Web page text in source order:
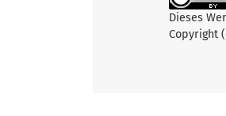
Dieses
Copyright